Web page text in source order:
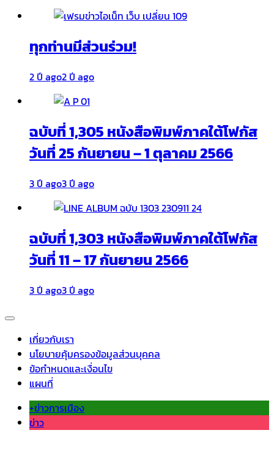
ทุกท่านมีส่วนร่วม!
2 ปี ago2 ปี ago
ฉบับที่ 1,305 หนังสือพิมพ์ภาคใต้โฟกัส
วันที่ 25 กันยายน – 1 ตุลาคม 2566
3 ปี ago3 ปี ago
ฉบับที่ 1,303 หนังสือพิมพ์ภาคใต้โฟกัส
วันที่ 11 – 17 กันยายน 2566
3 ปี ago3 ปี ago
เกี่ยวกับเรา
นโยบายคุ้มครองข้อมูลส่วนบุคคล
ข้อกำหนดและเงื่อนไข
แผนที่
+ข่าวการเมือง
ข่าว